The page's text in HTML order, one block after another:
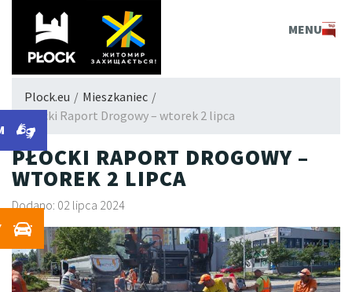
MENU
Plock.eu / Mieszkaniec /
Płocki Raport Drogowy – wtorek 2 lipca
PŁOCKI RAPORT DROGOWY –
WTOREK 2 LIPCA
Dodano: 02 lipca 2024